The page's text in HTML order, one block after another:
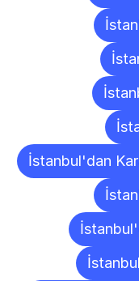
İstanbul'dan